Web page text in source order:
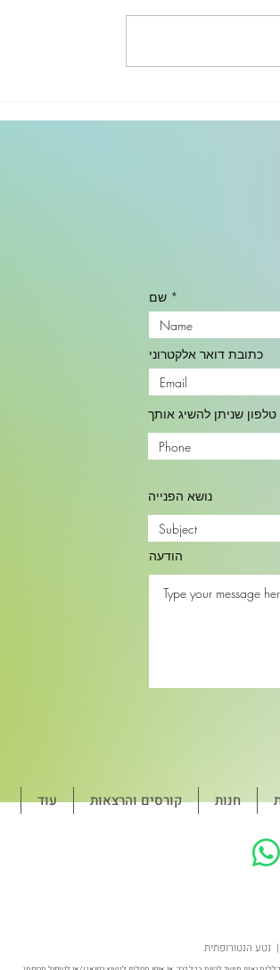
בברוקולי)– למה כולם מדברים
כתובת דואר אלקטרוני
טלפון שניתן להשיג אותך
נושא הפנייה
הודעה
חנות קורסים והרצאות עוד